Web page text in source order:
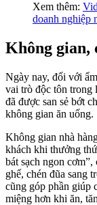
Xem thêm:
doanh nghiệp
Không gian,
Ngày nay, đối với
vai trò độc tôn trong
đã được san sẻ bớt
không gian ăn uống.
Không gian nhà
khách khi thưởng
bát sạch ngon
ghế, chén đũa sang
cũng góp phần giúp
miệng hơn khi ăn,